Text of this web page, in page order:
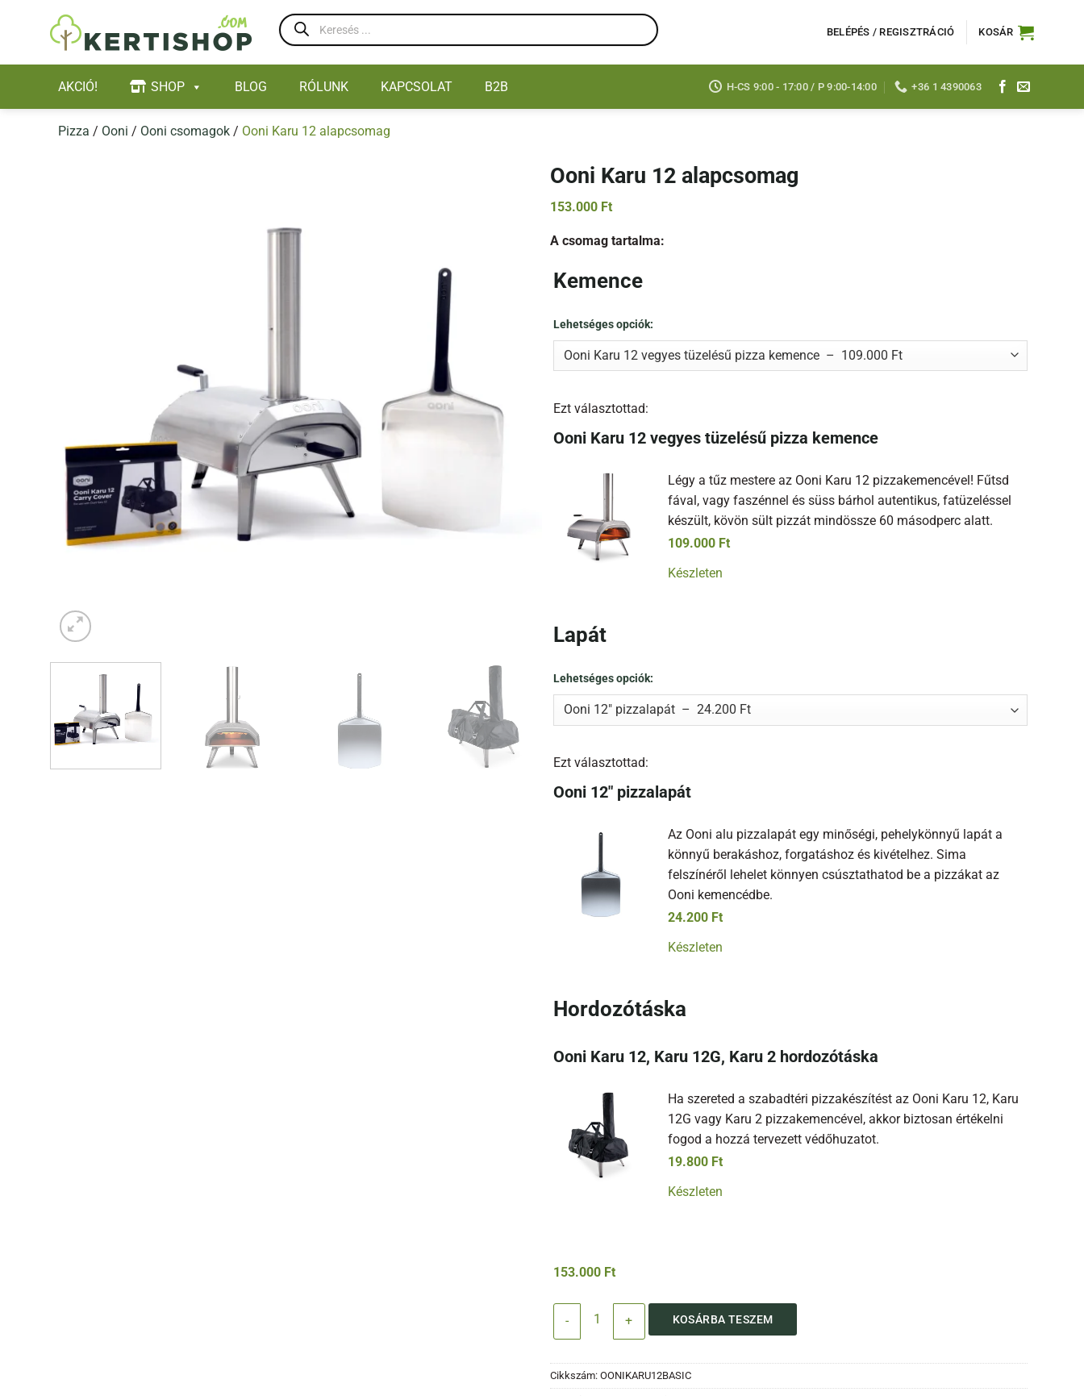
Products
search
BELÉPÉS / REGISZTRÁCIÓ KOSÁR
AKCIÓ! SHOP BLOG RÓLUNK KAPCSOLAT B2B H-CS 9:00 - 17:00 / P 9:00-14:00 +36 1 4390063
Pizza / Ooni / Ooni csomagok / Ooni Karu 12 alapcsomag
Ooni Karu 12 alapcsomag
153.000 Ft
A csomag tartalma:
Kemence
Lehetséges opciók:
Ezt választottad:
Ooni Karu 12 vegyes tüzelésű pizza kemence
Légy a tűz mestere az Ooni Karu 12 pizzakemencével! Fűtsd
fával, vagy faszénnel és süss bárhol autentikus, fatüzeléssel
készült, kövön sült pizzát mindössze 60 másodperc alatt.
109.000 Ft
Készleten
Lapát
Lehetséges opciók:
Ezt választottad:
Ooni 12" pizzalapát
Az Ooni alu pizzalapát egy minőségi, pehelykönnyű lapát a
könnyű berakáshoz, forgatáshoz és kivételhez. Sima
felszínéről lehelet könnyen csúsztathatod be a pizzákat az
Ooni kemencédbe.
24.200 Ft
Készleten
Hordozótáska
Ooni Karu 12, Karu 12G, Karu 2 hordozótáska
Ha szereted a szabadtéri pizzakészítést az Ooni Karu 12, Karu
12G vagy Karu 2 pizzakemencével, akkor biztosan értékelni
fogod a hozzá tervezett védőhuzatot.
19.800 Ft
Készleten
153.000 Ft
Ooni Karu 12 alapcsomag mennyiség
KOSÁRBA TESZEM
Cikkszám: OONIKARU12BASIC